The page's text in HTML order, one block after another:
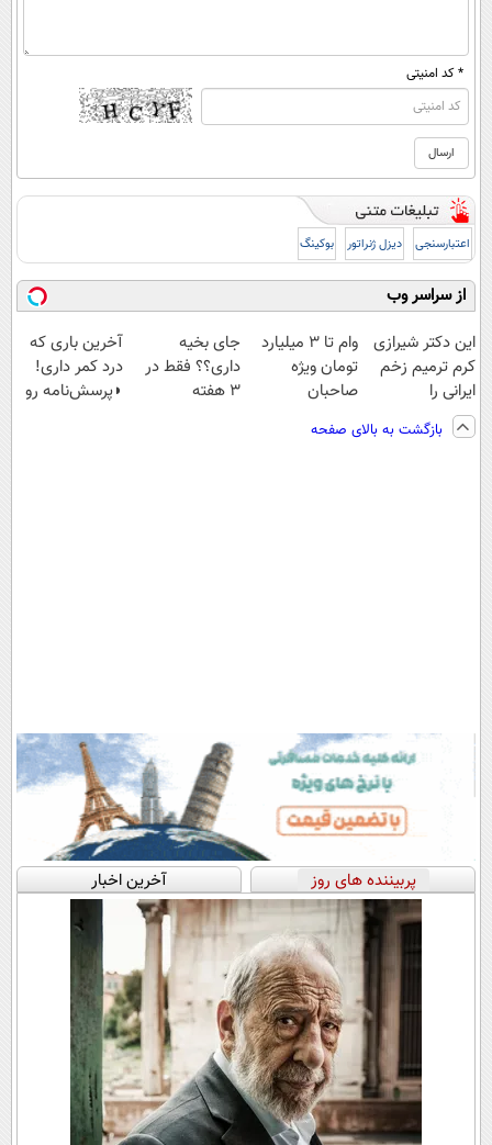
* کد امنیتی
اعتبارسنجی دیزل ژنراتور بوکینگ
از سراسر وب
این دکتر شیرازی
کرم ترمیم زخم
ایرانی را
ساخت!!!
وام تا ۳ میلیارد
تومان ویژه
صاحبان
آنلاین و حضوری
جای بخیه
داری؟؟ فقط در
3 هفته
آخرین باری که
درد کمر داری!
◗پرسش‌نامه رو
بازگشت به بالای صفحه
پربیننده های روز آخرین اخبار